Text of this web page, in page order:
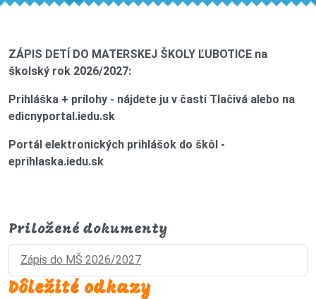
ZÁPIS DETÍ DO MATERSKEJ ŠKOLY ĽUBOTICE na
školský rok 2026/2027:
Prihláška + prílohy - nájdete ju v časti Tlačivá alebo na
edicnyportal.iedu.sk
Portál elektronických prihlášok do škôl -
eprihlaska.iedu.sk
Priložené dokumenty
Zápis do MŠ 2026/2027
Dôležité odkazy